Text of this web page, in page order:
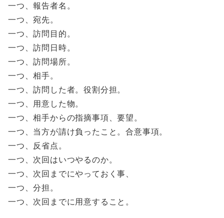
一つ、報告者名。
一つ、宛先。
一つ、訪問目的。
一つ、訪問日時。
一つ、訪問場所。
一つ、相手。
一つ、訪問した者。役割分担。
一つ、用意した物。
一つ、相手からの指摘事項、要望。
一つ、当方が請け負ったこと。合意事項。
一つ、反省点。
一つ、次回はいつやるのか。
一つ、次回までにやっておく事、
一つ、分担。
一つ、次回までに用意すること。